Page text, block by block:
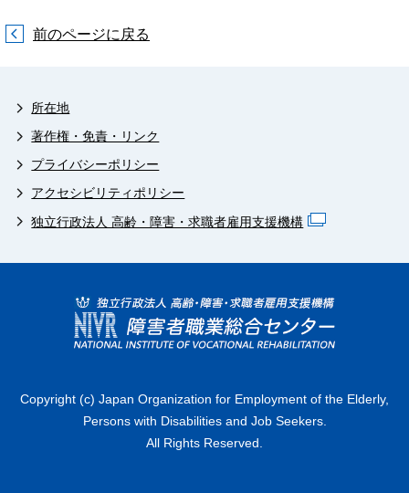
前のページに戻る
所在地
著作権・免責・リンク
プライバシーポリシー
アクセシビリティポリシー
独立行政法人 高齢・障害・求職者雇用支援機構
Copyright (c) Japan Organization for Employment of the Elderly,
Persons with Disabilities and Job Seekers.
All Rights Reserved.